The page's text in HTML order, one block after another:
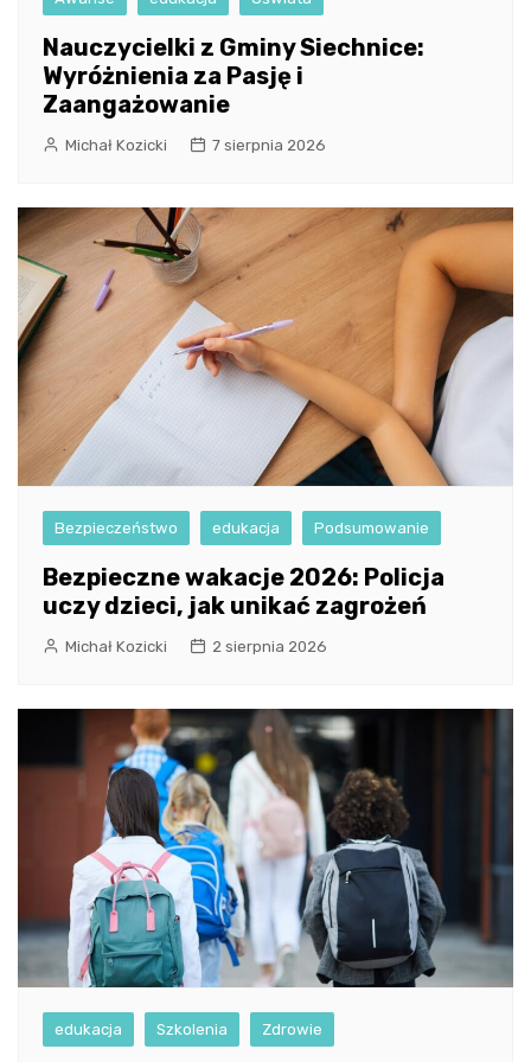
Nauczycielki z Gminy Siechnice:
Wyróżnienia za Pasję i
Zaangażowanie
Michał Kozicki 7 sierpnia 2026
Bezpieczeństwo edukacja Podsumowanie
Bezpieczne wakacje 2026: Policja
uczy dzieci, jak unikać zagrożeń
Michał Kozicki 2 sierpnia 2026
edukacja Szkolenia Zdrowie